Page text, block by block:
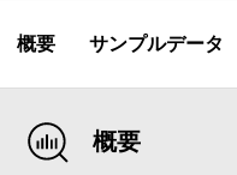
概要 サンプルデータ
概要